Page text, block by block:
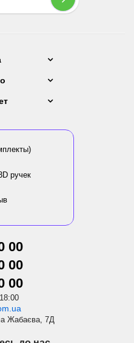
ручек
00
00
00
Жабаєва, 7Д